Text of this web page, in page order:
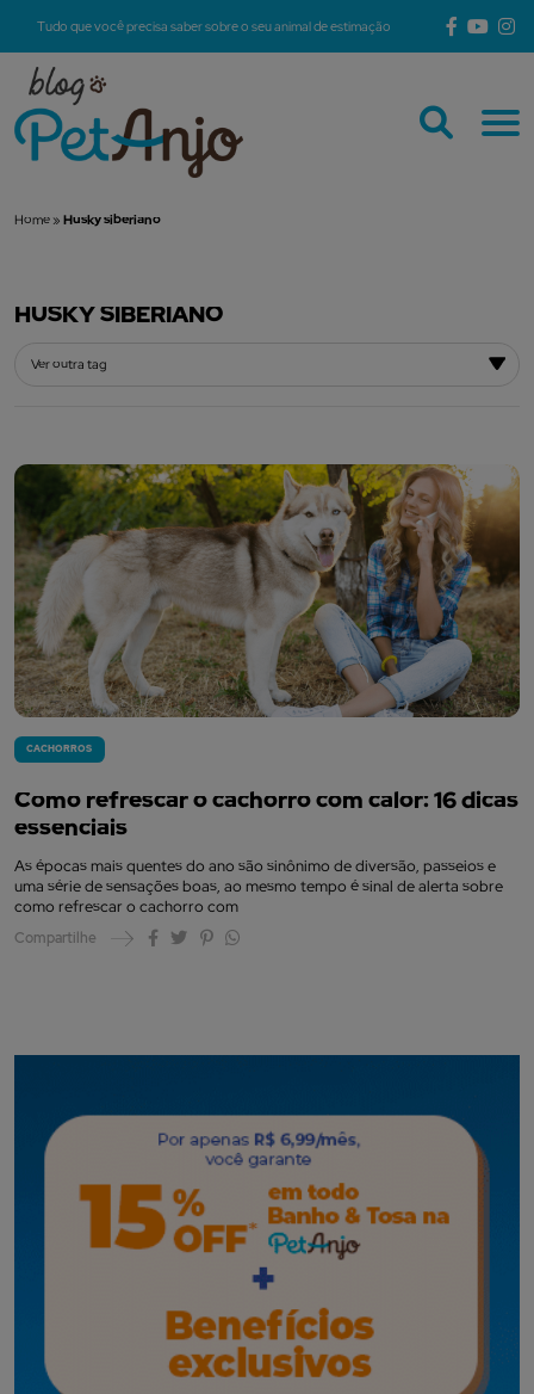
Tudo que você precisa saber sobre o seu animal de estimação
Home » Husky siberiano
HUSKY SIBERIANO
CACHORROS
Como refrescar o cachorro com calor: 16 dicas
essenciais
As épocas mais quentes do ano são sinônimo de diversão, passeios e
uma série de sensações boas, ao mesmo tempo é sinal de alerta sobre
como refrescar o cachorro com
Compartilhe